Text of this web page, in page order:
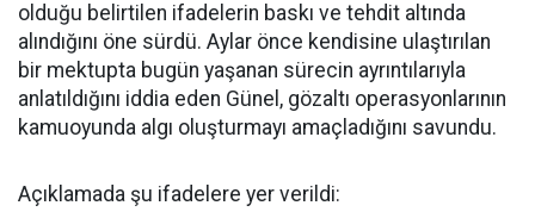
olduğu belirtilen ifadelerin baskı ve tehdit altında
alındığını öne sürdü. Aylar önce kendisine ulaştırılan
bir mektupta bugün yaşanan sürecin ayrıntılarıyla
anlatıldığını iddia eden Günel, gözaltı operasyonlarının
kamuoyunda algı oluşturmayı amaçladığını savundu.
Açıklamada şu ifadelere yer verildi: